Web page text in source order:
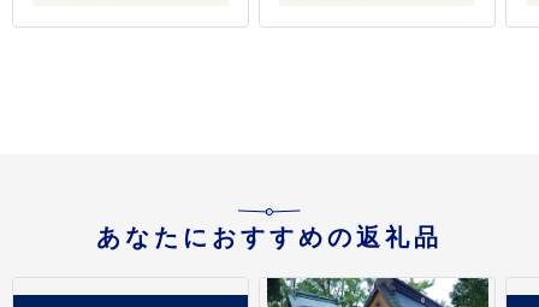
あなたにおすすめの返礼品